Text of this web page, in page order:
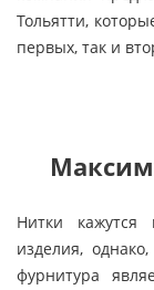
Тольятти,
первых, так и
Нитки кажутся
изделия,
фурнитура